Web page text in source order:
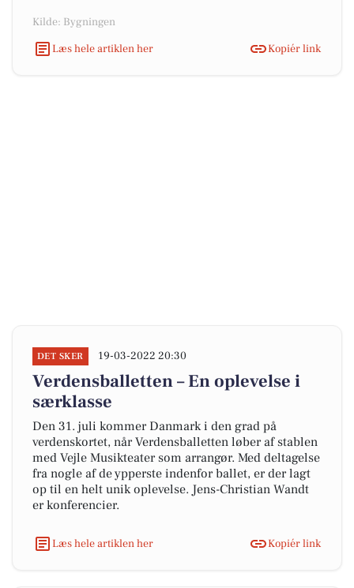
Kilde: Bygningen
Læs hele artiklen her
Kopiér link
DET SKER 19-03-2022 20:30
Verdensballetten – En oplevelse i
særklasse
Den 31. juli kommer Danmark i den grad på
verdenskortet, når Verdensballetten løber af stablen
med Vejle Musikteater som arrangør. Med deltagelse
fra nogle af de ypperste indenfor ballet, er der lagt
op til en helt unik oplevelse. Jens-Christian Wandt
er konferencier.
Læs hele artiklen her Kopiér link